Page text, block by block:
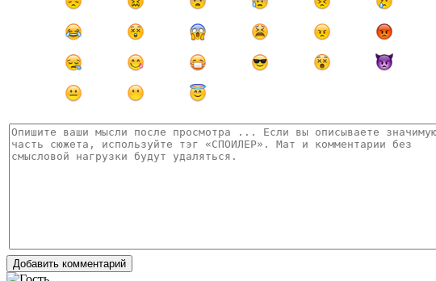
Добавить комментарий